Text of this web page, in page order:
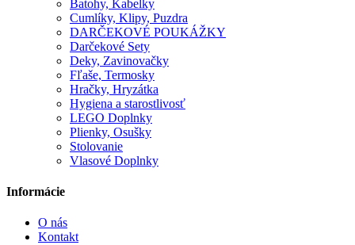
Batohy, Kabelky
Cumlíky, Klipy, Puzdra
DARČEKOVÉ POUKÁŽKY
Darčekové Sety
Deky, Zavinovačky
Fľaše, Termosky
Hračky, Hryzátka
Hygiena a starostlivosť
LEGO Doplnky
Plienky, Osušky
Stolovanie
Vlasové Doplnky
Informácie
O nás
Kontakt